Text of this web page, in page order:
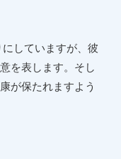
していますが、彼
を表します。そし
が保たれますよう